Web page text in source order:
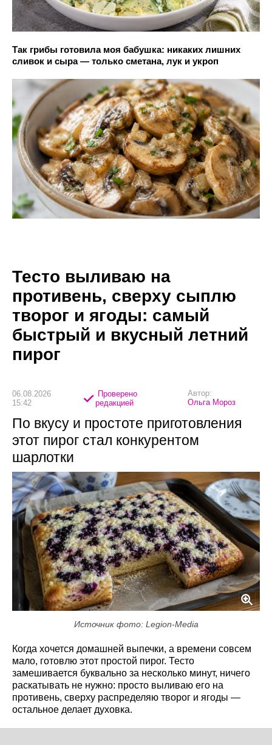
Так грибы готовила моя бабушка: никаких лишних
сливок и сыра — только сметана, лук и укроп
Тесто выливаю на
противень, сверху сыплю
творог и ягоды: самый
быстрый и вкусный летний
пирог
06.08.2026
15:42
Проверено
редакцией
Автор:
Ольга Мороз
По вкусу и простоте приготовления
этот пирог стал конкурентом
шарлотки
Источник фото: Legion-Media
Когда хочется домашней выпечки, а времени совсем
мало, готовлю этот простой пирог. Тесто
замешивается буквально за несколько минут, ничего
раскатывать не нужно: просто выливаю его на
противень, сверху распределяю творог и ягоды —
остальное делает духовка.